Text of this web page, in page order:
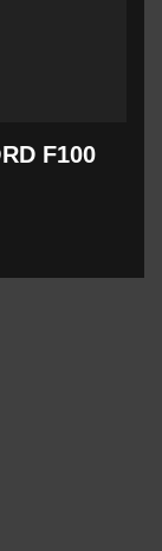
F100